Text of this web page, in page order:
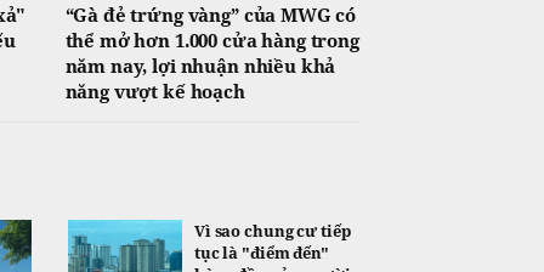
“Gà đẻ trứng vàng” của MWG có
thể mở hơn 1.000 cửa hàng trong
năm nay, lợi nhuận nhiều khả
năng vượt kế hoạch
Vì sao chung cư tiếp
tục là "điểm đến"